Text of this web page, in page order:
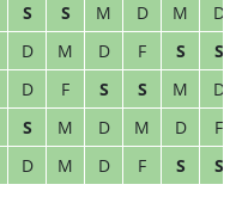
S S M D M
D
D M D F S
S
D F S S M
D
S M D M D
F
D M D F S S